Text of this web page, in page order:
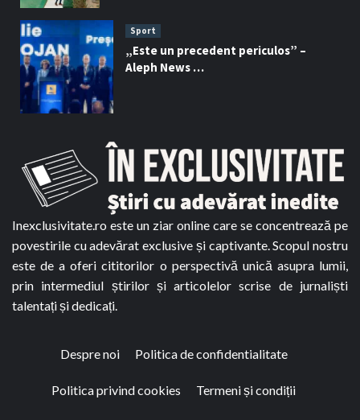
Sport
„Este un precedent periculos” –
Aleph News …
Inexclusivitate.ro este un ziar online care se concentrează pe
povestirile cu adevărat exclusive și captivante. Scopul nostru
este de a oferi cititorilor o perspectivă unică asupra lumii,
prin intermediul știrilor și articolelor scrise de jurnaliști
talentați și dedicați.
Despre noi Politica de confidentialitate
Politica privind cookies Termeni și condiții